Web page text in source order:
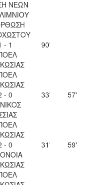
ΝΕΩΝ
- 1
90'
- 0
33' 57'
- 0
31' 59'